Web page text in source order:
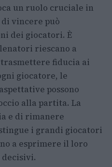
un ruolo cruciale in
vincere può
dei giocatori. È
riescano a
fiducia ai
giocatore, le
possono
alla partita. La
e di rimanere
i grandi giocatori
a esprimere il loro